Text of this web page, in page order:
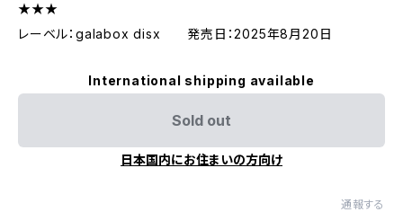
★★★
レーベル：galabox disx 発売日：2025年8月20日
International shipping available
Sold out
日本国内にお住まいの方向け
通報する